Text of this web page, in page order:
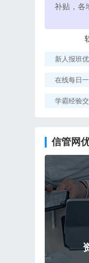
补贴，各
新人报班
在线每日
学霸经验
信管网